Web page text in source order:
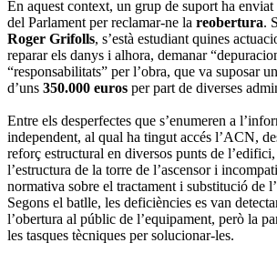
En aquest context, un grup de suport ha enviat
del Parlament per reclamar-ne la reobertura.
Roger Grifolls, s’està estudiant quines
reparar els danys i alhora, demanar
“responsabilitats” per l’obra, que va suposar
d’uns 350.000 euros per part de diverses
Entre els desperfectes que s’enumeren a
independent, al qual ha tingut accés l’ACN,
reforç estructural en diversos punts de
l’estructura de la torre de l’ascensor i
normativa sobre el tractament i substitució de l’
Segons el batlle, les deficiències es van
l’obertura al públic de l’equipament, però la
les tasques tècniques per solucionar-les.